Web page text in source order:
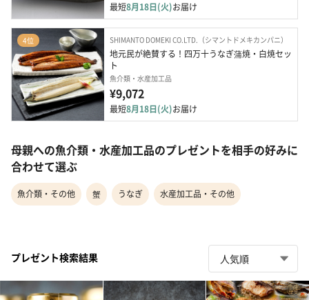
最短8月18日(火)お届け
4位 SHIMANTO DOMEKI CO.LTD.（シマントドメキカンパニ）
地元民が絶賛する！四万十うなぎ蒲焼・白焼セッ
ト
魚介類・水産加工品
¥9,072
最短8月18日(火)お届け
母親への魚介類・水産加工品のプレゼントを相手の好みに
合わせて選ぶ
魚介類・その他 蟹 うなぎ 水産加工品・その他
プレゼント検索結果